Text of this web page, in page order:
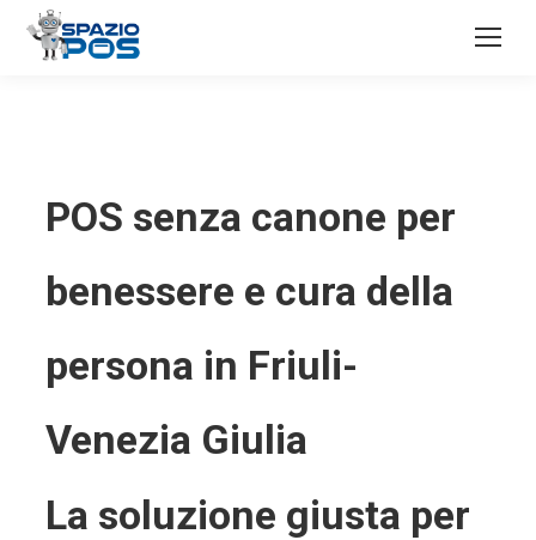
POS senza canone per
benessere e cura della
persona in Friuli-
Venezia Giulia
La soluzione giusta per